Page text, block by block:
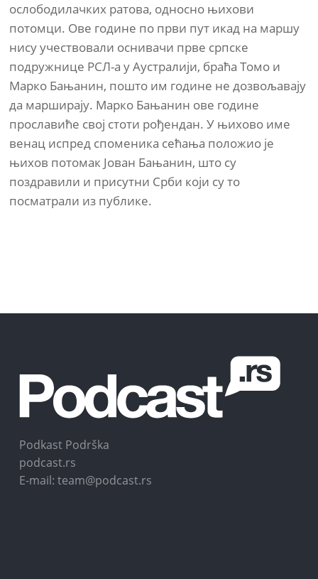
ослободилачких ратова, односно њихови
потомци. Ове године по први пут икад на маршу
нису учествовали оснивачи прве српске
подружнице РСЛ-а у Аустралији, браћа Томо и
Марко Бањанин, пошто им године не дозвољавају
да марширају. Марко Бањанин ове године
прославиће свој стоти рођендан. У њихово име
венац испред споменика сећања положио је
њихов потомак Јован Бањанин, што су
поздравили и присутни Срби који су то
посматрали из публике.
Podkast Podrška
podcast.rs
E-mail: team@podcast.rs